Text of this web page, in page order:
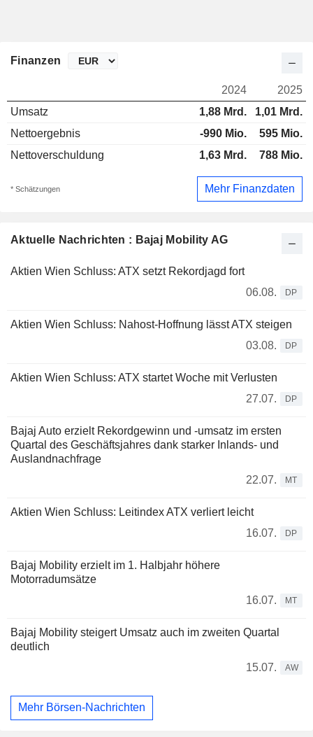
Aktuelle Nachrichten : Bajaj Mobility AG
Aktien Wien Schluss: ATX setzt Rekordjagd fort
06.08.
DP
Aktien Wien Schluss: Nahost-Hoffnung lässt ATX steigen
03.08.
DP
Aktien Wien Schluss: ATX startet Woche mit Verlusten
27.07.
DP
Bajaj Auto erzielt Rekordgewinn und -umsatz im ersten
Quartal des Geschäftsjahres dank starker Inlands- und
Auslandnachfrage
22.07.
MT
Aktien Wien Schluss: Leitindex ATX verliert leicht
16.07.
DP
Bajaj Mobility erzielt im 1. Halbjahr höhere
Motorradumsätze
16.07.
MT
Bajaj Mobility steigert Umsatz auch im zweiten Quartal
deutlich
15.07.
AW
Mehr Börsen-Nachrichten
Finanzen
2024
2025
Umsatz
1,88 Mrd.
1,01 Mrd.
Nettoergebnis
-990 Mio.
595 Mio.
Nettoverschuldung
1,63 Mrd. 788 Mio.
* Schätzungen Mehr Finanzdaten